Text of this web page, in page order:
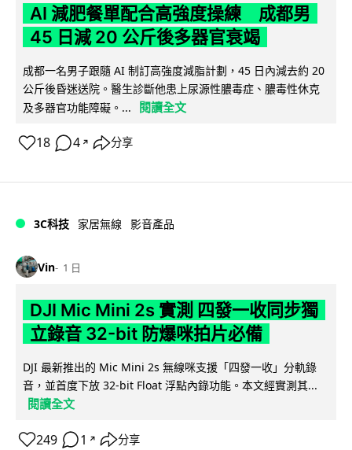
AI 減肥餐單配合高強度操練 成都男
45 日減 20 公斤後多器官衰竭
成都一名男子跟隨 AI 制訂高強度減脂計劃，45 日內減去約 20
公斤後昏迷送院。醫生診斷他患上尿源性膿毒症、膿毒性休克
及多器官功能障礙。...
閱讀全文
18 4 ↗ 分享
3C科技 家居無線 影音產品
Vin 1 日
DJI Mic Mini 2s 實測 四發一收同步獨
立錄音 32-bit 防爆咪拍片必備
DJI 最新推出的 Mic Mini 2s 無線咪支援「四發一收」分軌錄
音，並首度下放 32-bit Float 浮點內錄功能。本文經實測其...
閱讀全文
249 1 ↗ 分享